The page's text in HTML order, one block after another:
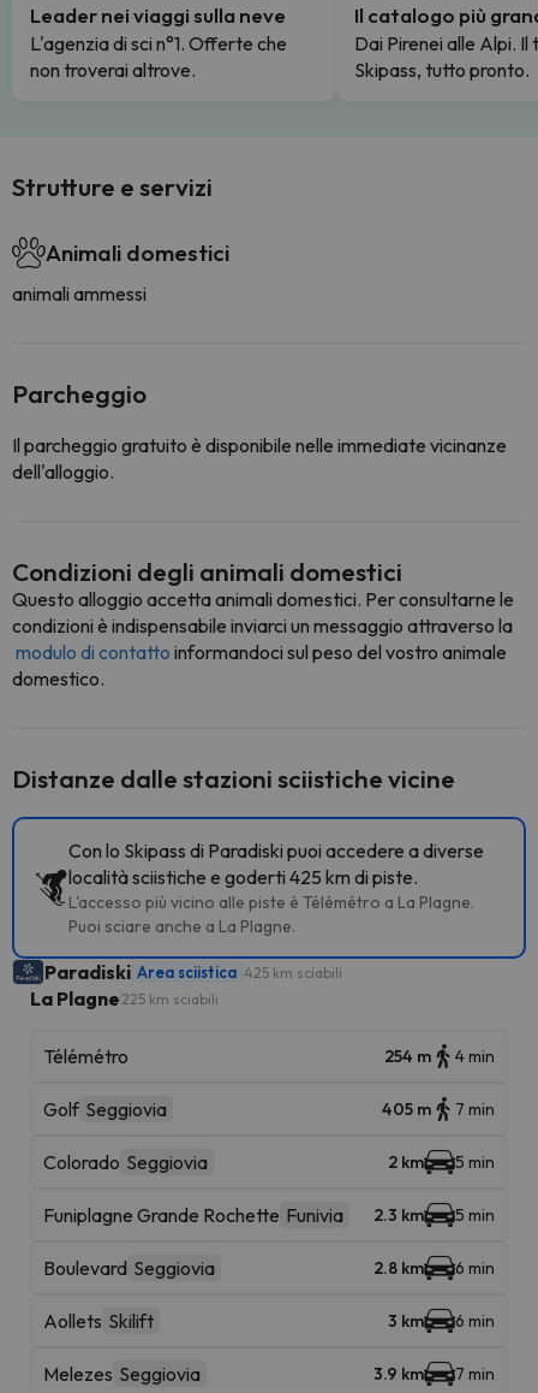
Leader nei viaggi sulla neve
L'agenzia di sci n°1. Offerte che
non troverai altrove.
Il catalogo più
Dai Pirenei alle Alpi. Il
Skipass, tutto pronto.
Strutture e servizi
Animali domestici
animali ammessi
Parcheggio
Il parcheggio gratuito è disponibile nelle immediate vicinanze
dell'alloggio.
Condizioni degli animali domestici
Questo alloggio accetta animali domestici. Per consultarne le
condizioni è indispensabile inviarci un messaggio attraverso la
modulo di contatto informandoci sul peso del vostro animale
domestico.
Distanze dalle stazioni sciistiche vicine
Con lo Skipass di Paradiski puoi accedere a diverse
località sciistiche e goderti 425 km di piste.
L'accesso più vicino alle piste è Télémétro a La Plagne.
Puoi sciare anche a La Plagne.
Paradiski Area sciistica 425 km sciabili
La Plagne 225 km sciabili
Télémétro 254 m 4 min
Golf Seggiovia 405 m 7 min
Colorado Seggiovia 2 km 5 min
Funiplagne Grande Rochette Funivia 2.3 km 5 min
Boulevard Seggiovia 2.8 km 6 min
Aollets Skilift 3 km 6 min
Melezes Seggiovia 3.9 km 7 min